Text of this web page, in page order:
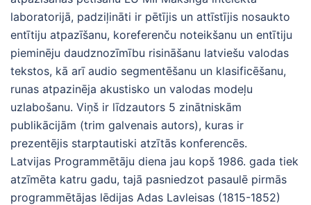
laboratorijā, padziļināti ir pētījis un attīstījis nosaukto
entītiju atpazīšanu, koreferenču noteikšanu un entītiju
pieminēju daudznozīmību risināšanu latviešu valodas
tekstos, kā arī audio segmentēšanu un klasificēšanu,
runas atpazinēja akustisko un valodas modeļu
uzlabošanu. Viņš ir līdzautors 5 zinātniskām
publikācijām (trim galvenais autors), kuras ir
prezentējis starptautiski atzītās konferencēs.
Latvijas Programmētāju diena jau kopš 1986. gada tiek
atzīmēta katru gadu, tajā pasniedzot pasaulē pirmās
programmētājas lēdijas Adas Lavleisas (1815-1852)